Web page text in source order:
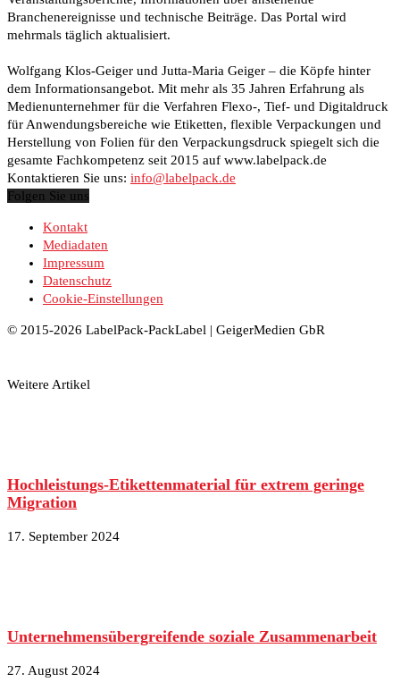
Branchenereignisse und technische Beiträge. Das Portal wird
mehrmals täglich aktualisiert.
Wolfgang Klos-Geiger und Jutta-Maria Geiger – die Köpfe hinter
dem Informationsangebot. Mit mehr als 35 Jahren Erfahrung als
Medienunternehmer für die Verfahren Flexo-, Tief- und Digitaldruck
für Anwendungsbereiche wie Etiketten, flexible Verpackungen und
Herstellung von Folien für den Verpackungsdruck spiegelt sich die
gesamte Fachkompetenz seit 2015 auf www.labelpack.de
Kontaktieren Sie uns: info@labelpack.de
Folgen Sie uns
Kontakt
Mediadaten
Impressum
Datenschutz
Cookie-Einstellungen
© 2015-2026 LabelPack-PackLabel | GeigerMedien GbR
Weitere Artikel
Hochleistungs-Etikettenmaterial für extrem geringe
Migration
17. September 2024
Unternehmensübergreifende soziale Zusammenarbeit
27. August 2024